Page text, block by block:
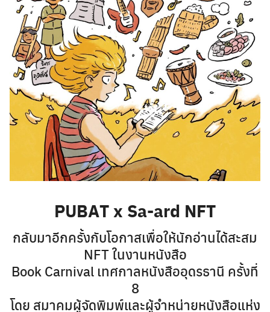
PUBAT x Sa-ard NFT
กลับมาอีกครั้งกับโอกาสเพื่อให้นักอ่านได้สะสม
NFT ในงานหนังสือ
Book Carnival เทศกาลหนังสืออุดรธานี ครั้งที่
8
โดย สมาคมผู้จัดพิมพ์และผู้จำหน่ายหนังสือแห่ง